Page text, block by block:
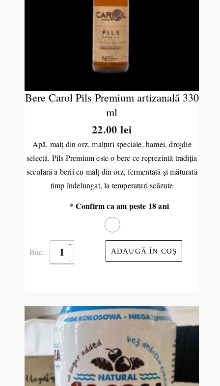
Bere Carol Pils Premium artizanală 330
ml
22.00 lei
Apă, malț din orz, malțuri speciale, hamei, drojdie
selectă. Pils Premium este o bere ce reprezintă tradiția
seculară a berii cu malț din orz, fermentată și măturată
timp îndelungat, la temperaturi scăzute
* Confirm ca am peste 18 ani
Buc: ADAUGĂ ÎN COȘ